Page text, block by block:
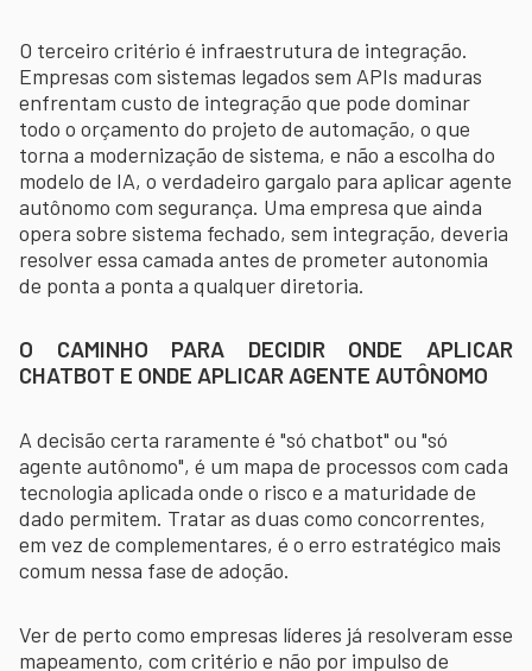
O terceiro critério é infraestrutura de integração.
Empresas com sistemas legados sem APIs maduras
enfrentam custo de integração que pode dominar
todo o orçamento do projeto de automação, o que
torna a modernização de sistema, e não a escolha do
modelo de IA, o verdadeiro gargalo para aplicar agente
autônomo com segurança. Uma empresa que ainda
opera sobre sistema fechado, sem integração, deveria
resolver essa camada antes de prometer autonomia
de ponta a ponta a qualquer diretoria.
O CAMINHO PARA DECIDIR ONDE APLICAR
CHATBOT E ONDE APLICAR AGENTE AUTÔNOMO
A decisão certa raramente é "só chatbot" ou "só
agente autônomo", é um mapa de processos com cada
tecnologia aplicada onde o risco e a maturidade de
dado permitem. Tratar as duas como concorrentes,
em vez de complementares, é o erro estratégico mais
comum nessa fase de adoção.
Ver de perto como empresas líderes já resolveram esse
mapeamento, com critério e não por impulso de